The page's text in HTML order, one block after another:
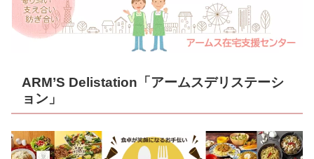
ARM’S Delistation「アームスデリステーシ
ョン」